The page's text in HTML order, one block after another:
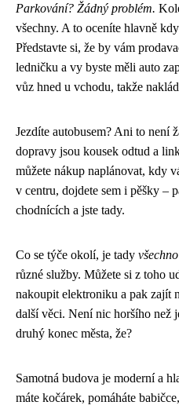
Parkování? Žádný problém.
všechny. A to oceníte hlavně
Představte si, že by vám
ledničku a vy byste měli auto
vůz hned u vchodu, takže
Jezdíte autobusem? Ani to není
dopravy jsou kousek odtud a
můžete nákup naplánovat, kdy
v centru, dojdete sem i pěšky –
chodnících a jste tady.
Co se týče okolí, je tady
různé služby. Můžete si z toho
nakoupit elektroniku a pak zajít
další věci. Není nic horšího než
druhý konec města, že?
Samotná budova je moderní a
máte kočárek, pomáháte